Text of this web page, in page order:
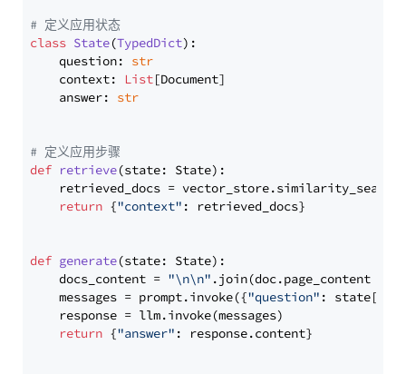
# 定义应用状态
class State(TypedDict):
    question:
str
    context:
List[Document]
    answer:
str
# 定义应用步骤
def retrieve(state: State):
retrieved_docs =
return {"context" : retrieved_docs}
def generate(state: State):
    docs_content =
"\n\n" .join(doc.page_content
    messages = prompt.invoke({
"question" : state[
    response = llm.invoke(messages)
return {"answer" : response.content}